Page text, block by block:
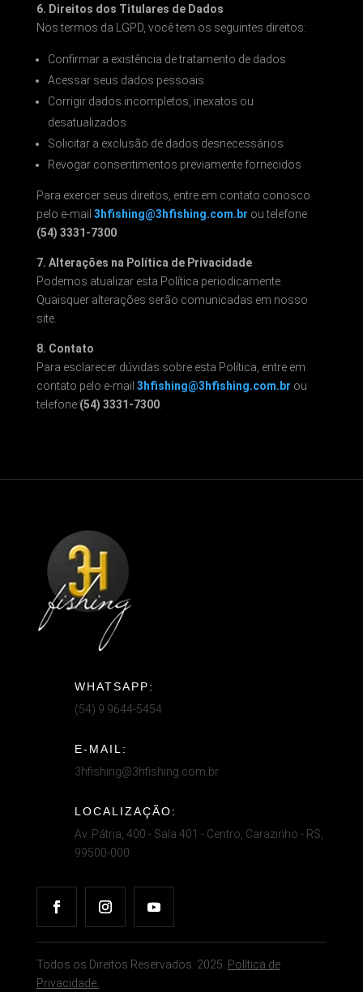
6. Direitos dos Titulares de Dados
Nos termos da LGPD, você tem os seguintes direitos:
Confirmar a existência de tratamento de dados
Acessar seus dados pessoais
Corrigir dados incompletos, inexatos ou
desatualizados
Solicitar a exclusão de dados desnecessários
Revogar consentimentos previamente fornecidos
Para exercer seus direitos, entre em contato conosco
pelo e-mail 3hfishing@3hfishing.com.br ou telefone
(54) 3331-7300.
7. Alterações na Política de Privacidade
Podemos atualizar esta Política periodicamente.
Quaisquer alterações serão comunicadas em nosso
site.
8. Contato
Para esclarecer dúvidas sobre esta Política, entre em
contato pelo e-mail 3hfishing@3hfishing.com.br ou
telefone (54) 3331-7300.
WHATSAPP:
(54) 9 9644-5454
E-MAIL:
3hfishing@3hfishing.com.br
LOCALIZAÇÃO:
Av. Pátria, 400 - Sala 401 - Centro, Carazinho - RS,
99500-000
Todos os Direitos Reservados. 2025. Política de
Privacidade.